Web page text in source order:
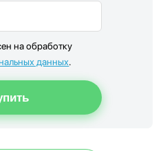
на обработку
данных.